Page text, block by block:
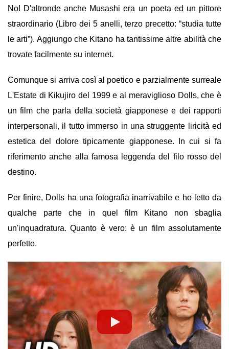
No! D'altronde anche Musashi era un poeta ed un pittore
straordinario (Libro dei 5 anelli, terzo precetto: “studia tutte
le arti”). Aggiungo che Kitano ha tantissime altre abilità che
trovate facilmente su internet.
Comunque si arriva così al poetico e parzialmente surreale
L'Estate di Kikujiro del 1999 e al meraviglioso Dolls, che è
un film che parla della società giapponese e dei rapporti
interpersonali, il tutto immerso in una struggente liricità ed
estetica del dolore tipicamente giapponese. In cui si fa
riferimento anche alla famosa leggenda del filo rosso del
destino.
Per finire, Dolls ha una fotografia inarrivabile e ho letto da
qualche parte che in quel film Kitano non sbaglia
un'inquadratura. Quanto è vero: è un film assolutamente
perfetto.